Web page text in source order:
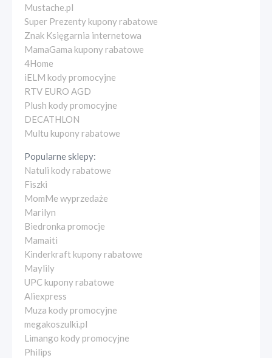
Mustache.pl
Super Prezenty kupony rabatowe
Znak Księgarnia internetowa
MamaGama kupony rabatowe
4Home
iELM kody promocyjne
RTV EURO AGD
Plush kody promocyjne
DECATHLON
Multu kupony rabatowe
Popularne sklepy:
Natuli kody rabatowe
Fiszki
MomMe wyprzedaże
Marilyn
Biedronka promocje
Mamaiti
Kinderkraft kupony rabatowe
Maylily
UPC kupony rabatowe
Aliexpress
Muza kody promocyjne
megakoszulki.pl
Limango kody promocyjne
Philips